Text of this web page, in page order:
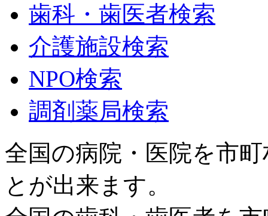
歯科・歯医者検索
介護施設検索
NPO検索
調剤薬局検索
全国の病院・医院を市
とが出来ます。